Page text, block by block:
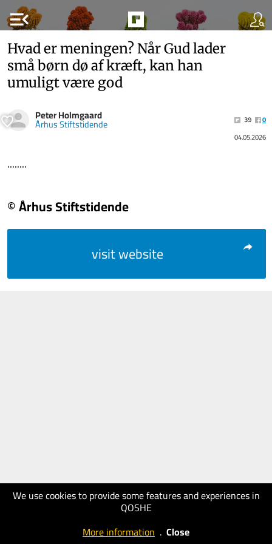
menu_open
We use cookies to provide some features and experiences in
QOSHE
More information . Close
Hvad er me­nin­gen? Når Gud lader
små børn dø af kræft, kan han
umu­ligt være god
Peter Holmgaard
Århus Stiftstidende 39
0
04.05.2026
........
© Århus Stiftstidende
visit website